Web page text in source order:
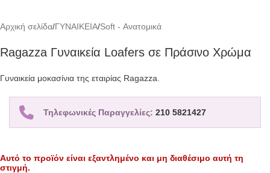
Αρχική σελίδα/ΓΥΝΑΙΚΕΙΑ/Soft - Ανατομικά
Ragazza Γυναικεία Loafers σε Πράσινο Χρώμα
Γυναικεία μοκασίνια της εταιρίας Ragazza.
Τηλεφωνικές Παραγγελίες: 210 5821427
Αυτό το προϊόν είναι εξαντλημένο και μη διαθέσιμο αυτή τη
στιγμή.